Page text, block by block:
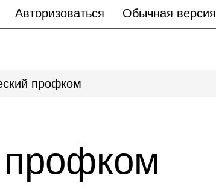
Авторизоваться Обычная версия
профком
профком